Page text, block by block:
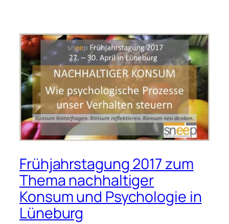
Frühjahrstagung 2017 zum
Thema nachhaltiger
Konsum und Psychologie in
Lüneburg